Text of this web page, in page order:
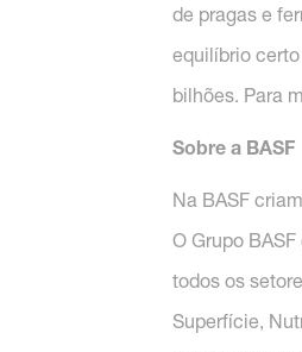
de pragas e
equilíbrio
bilhões. Para
Sobre a BASF
Na BASF
O Grupo
todos os
Superfície,